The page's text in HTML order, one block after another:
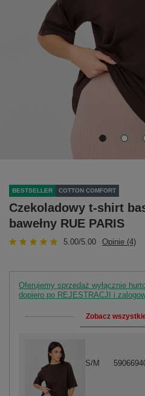
BESTSELLER COTTON COMFORT
Czekoladowy t-shirt
bawełny RUE PARIS
5.00/5.00 Opinie (4)
Oferujemy sprzedaż wyłącznie
dopiero po REJESTRACJI i
Zobacz
S/M